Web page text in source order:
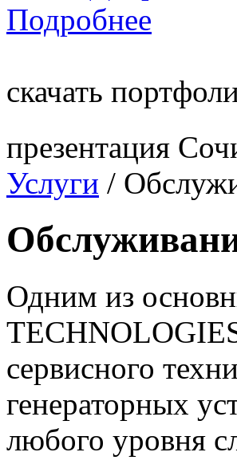
Подробнее
скачать
презентация
Услуги /
Одним из
сервисного
генераторных
любого уровня